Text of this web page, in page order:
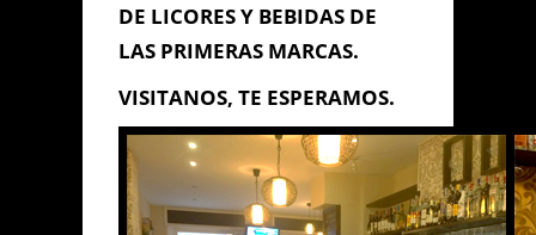
DE LICORES Y BEBIDAS DE
LAS PRIMERAS MARCAS.
VISITANOS, TE ESPERAMOS.